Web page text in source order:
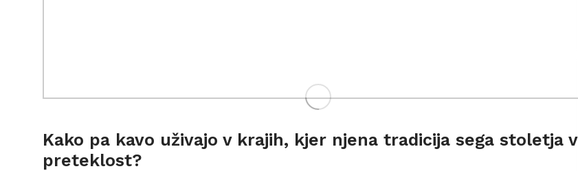
Kako pa kavo uživajo v krajih, kjer njena tradicija sega stoletja v
preteklost?